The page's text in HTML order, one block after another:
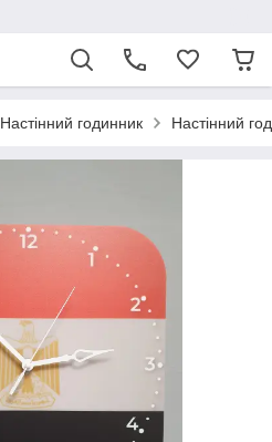
Настінний годинник Настінний